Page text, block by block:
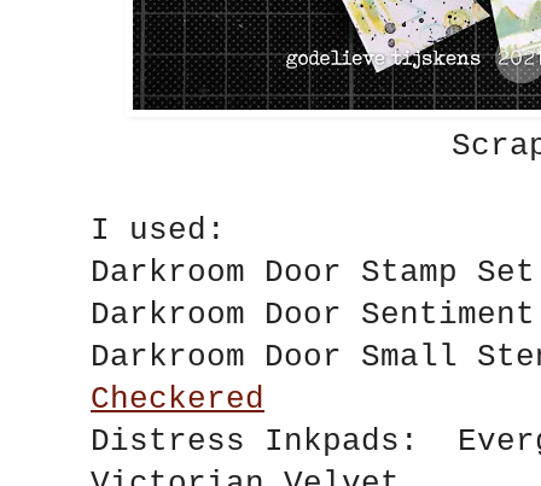
I used:
Darkroom Door Stamp
Darkroom Door
Darkroom Door Small
Checkered
Distress Inkpads: